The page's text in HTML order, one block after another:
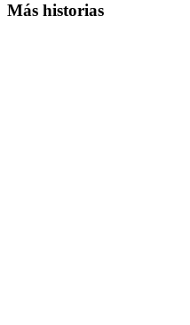
Más historias